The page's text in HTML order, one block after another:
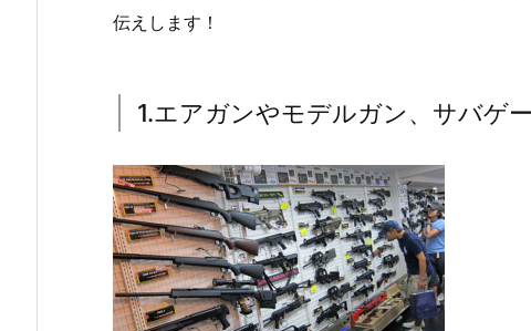
伝えします！
1.エアガンやモデルガン、サバゲ